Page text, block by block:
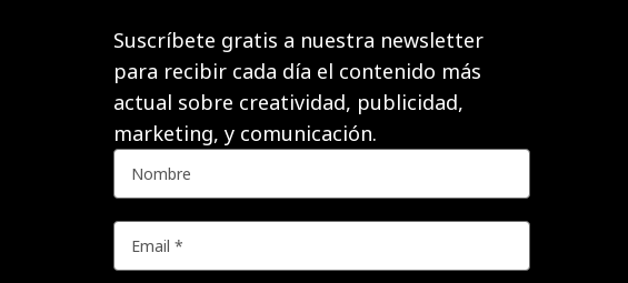
Suscríbete gratis a nuestra newsletter
para recibir cada día el contenido más
actual sobre creatividad, publicidad,
marketing, y comunicación.